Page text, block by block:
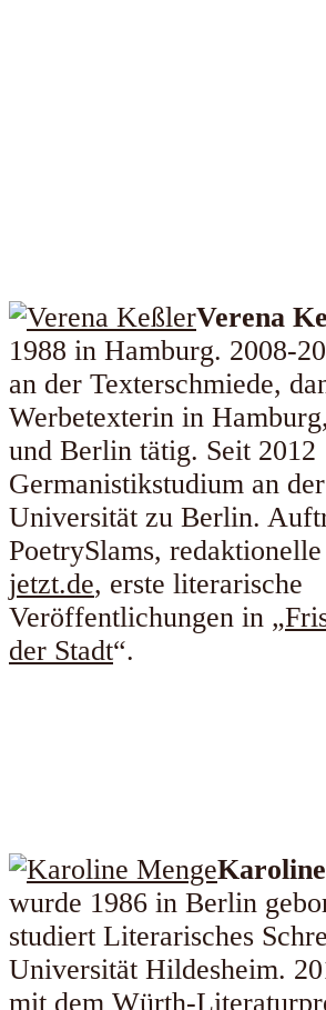
Verena
1988 in Hamburg. 2008-
an der Texterschmiede,
Werbetexterin in
und Berlin tätig. Seit 2012
Germanistikstudium an
Universität zu Berlin.
PoetrySlams,
jetzt.de, erste literarische
Veröffentlichungen in „
der Stadt“.
wurde 1986 in Berlin
studiert Literarisches
Universität Hildesheim.
mit dem Würth-